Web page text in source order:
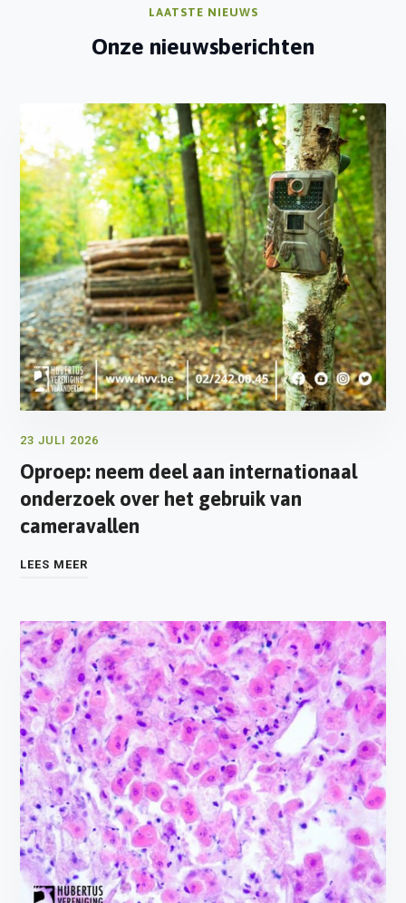
LAATSTE NIEUWS
Onze nieuwsberichten
23 JULI 2026
Oproep: neem deel aan internationaal
onderzoek over het gebruik van
cameravallen
LEES MEER